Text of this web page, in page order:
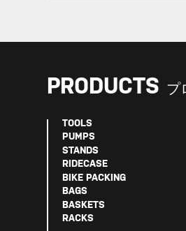
PRODUCTS プ
TOOLS
PUMPS
STANDS
RIDECASE
BIKE PACKING
BAGS
BASKETS
RACKS